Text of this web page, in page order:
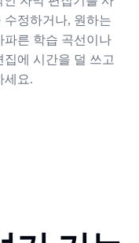
수정하거나, 원하는
파른 학습 곡선이나
에 시간을 덜 쓰고
세요.